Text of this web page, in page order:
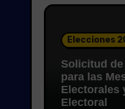
Elecciones
Solicitud
para las
Electorales
Electoral